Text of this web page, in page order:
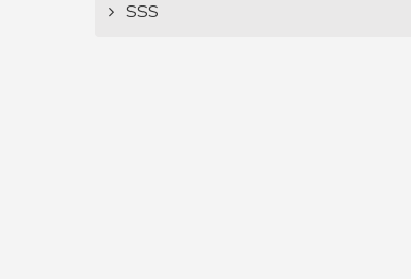
SSS